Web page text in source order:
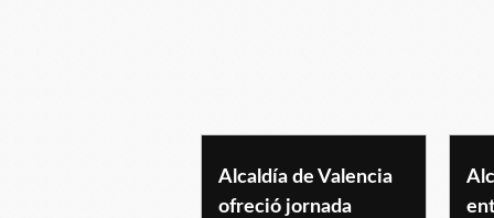
plazamichelena
Alcaldía de Valencia
ofreció jornada